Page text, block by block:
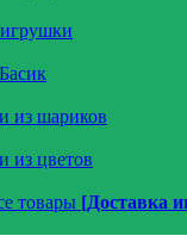
из шариков
из цветов
товары [Доставка